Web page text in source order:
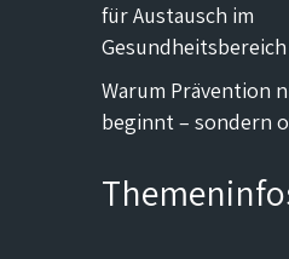
für Austausch im
Gesundheitsbereich
Warum Prävention
beginnt – sondern